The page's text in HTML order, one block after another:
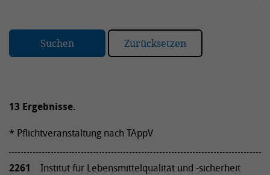
Suchen Zurücksetzen
13 Ergebnisse.
* Pflichtveranstaltung nach TAppV
2261
Institut für Lebensmittelqualität und -sicherheit